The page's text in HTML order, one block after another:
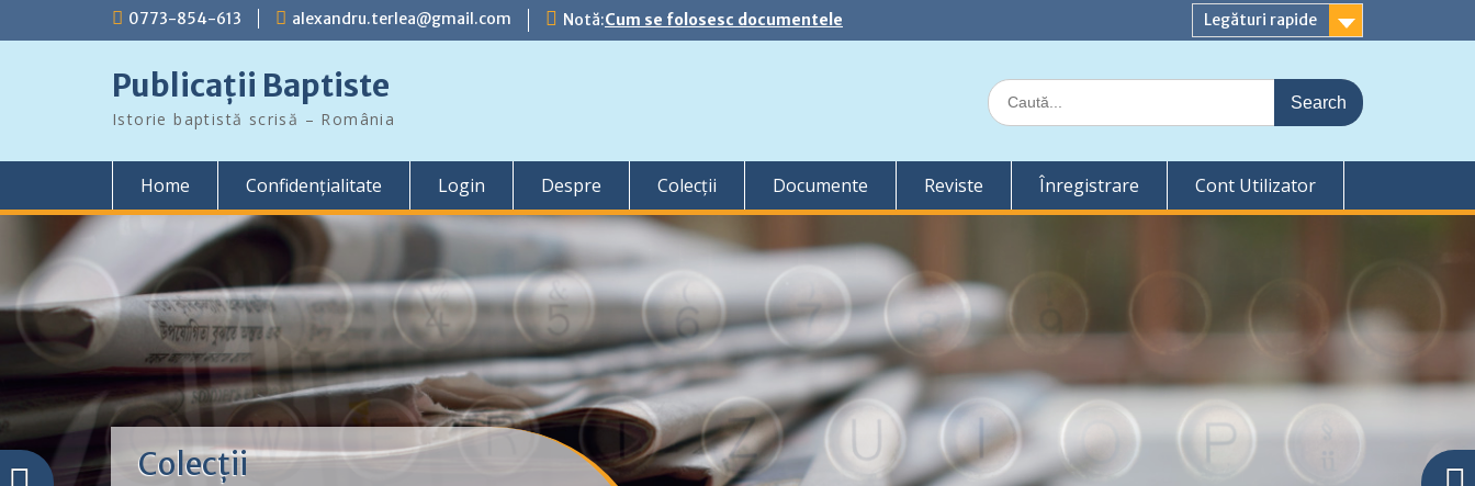
0773-854-613 alexandru.terlea@gmail.com Notă:Cum se folosesc documentele Legături rapide
Publicații Baptiste
Istorie baptistă scrisă – România
Search
for:
Home Confidențialitate Login Despre Colecții Documente Reviste Înregistrare Cont Utilizator
Colecții